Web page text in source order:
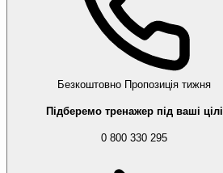
Безкоштовно Пропозиція тижня
Підберемо тренажер під ваші цілі
0 800 330 295